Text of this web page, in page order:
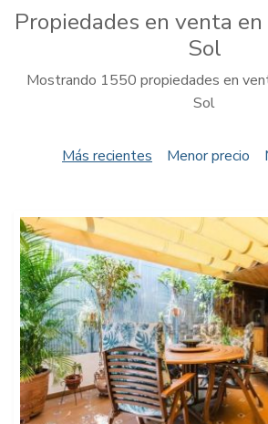
Propiedades en venta
Sol
Mostrando 1550 propiedades en
Sol
Más recientes Menor precio